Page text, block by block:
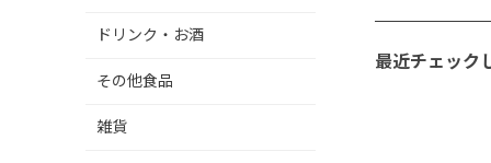
ドリンク・お酒
その他食品
雑貨
最近チェック